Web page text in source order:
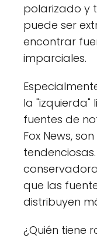
polarizado y
puede ser
encontrar
imparciales.
la "izquierda"
fuentes de
Fox News,
que las
distribuyen
¿Quién tiene